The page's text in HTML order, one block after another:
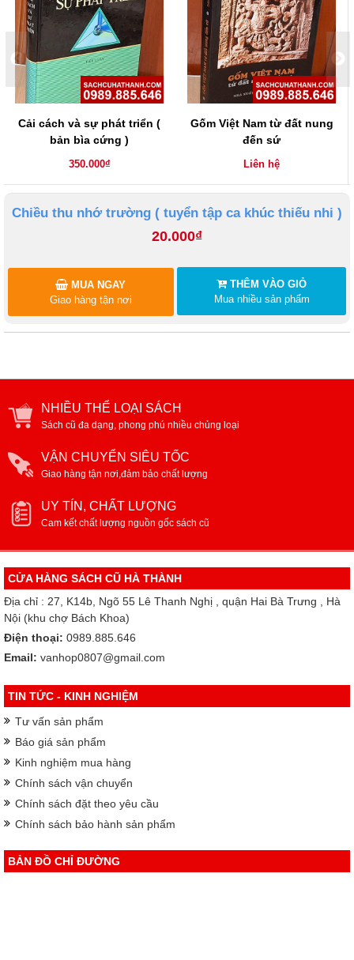
Cải cách và sự phát triển (
bản bìa cứng )
350.000₫
Gốm Việt Nam từ đất nung
đến sứ
Liên hệ
Chiều thu nhớ trường ( tuyển tập ca khúc thiếu nhi )
20.000₫
THÊM VÀO GIỎ
Mua nhiều sản phẩm
MUA NGAY
Giao hàng tận nơi
NHIỀU THỂ LOẠI SÁCH
Sách cũ đa dạng, phong phú nhiều chủng loại
VẬN CHUYỂN SIÊU TỐC
Giao hàng tận nơi,đảm bảo chất lượng
UY TÍN, CHẤT LƯỢNG
Cam kết chất lượng nguồn gốc sách cũ
CỬA HÀNG SÁCH CŨ HÀ THÀNH
Địa chỉ : 27, K14b, Ngõ 55 Lê Thanh Nghị , quận Hai Bà Trưng , Hà
Nội (khu chợ Bách Khoa)
Điện thoại: 0989.885.646
Email: vanhop0807@gmail.com
TIN TỨC - KINH NGHIỆM
Tư vấn sản phẩm
Báo giá sản phẩm
Kinh nghiệm mua hàng
Chính sách vận chuyển
Chính sách đặt theo yêu cầu
Chính sách bảo hành sản phẩm
BẢN ĐỒ CHỈ ĐƯỜNG